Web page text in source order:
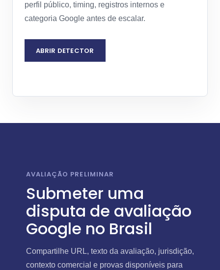
perfil público, timing, registros internos e
categoria Google antes de escalar.
ABRIR DETECTOR
AVALIAÇÃO PRELIMINAR
Submeter uma
disputa de avaliação
Google no Brasil
Compartilhe URL, texto da avaliação, jurisdição,
contexto comercial e provas disponíveis para